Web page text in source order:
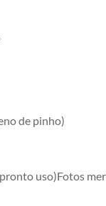
de pinho)
uso)Fotos